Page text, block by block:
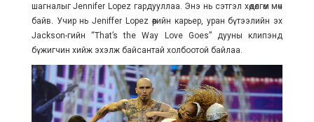
шагналыг Jennifer Lopez гардууллаа. Энэ нь сэтгэл хөдөлгөм мөч
байв. Учир нь Jeniffer Lopez өөрийн карьер, уран бүтээлийн эх
Jackson-гийн “That’s the Way Love Goes” дууны клипэнд
бүжигчин хийж эхэлж байсантай холбоотой байлаа.